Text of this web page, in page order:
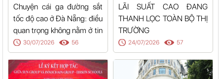
Chuyện cái ga đường sắt
tốc độ cao ở Đà Nẵng: điều
quan trọng không nằm ở tin
bạn vừa nghe
30/07/2026 56
LÃI SUẤT CAO ĐANG
THANH LỌC TOÀN BỘ THỊ
TRƯỜNG
24/07/2026 57